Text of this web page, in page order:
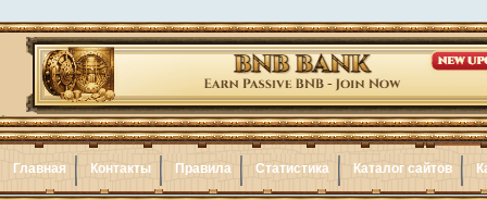
Главная Контакты Правила Статистика Каталог сайтов